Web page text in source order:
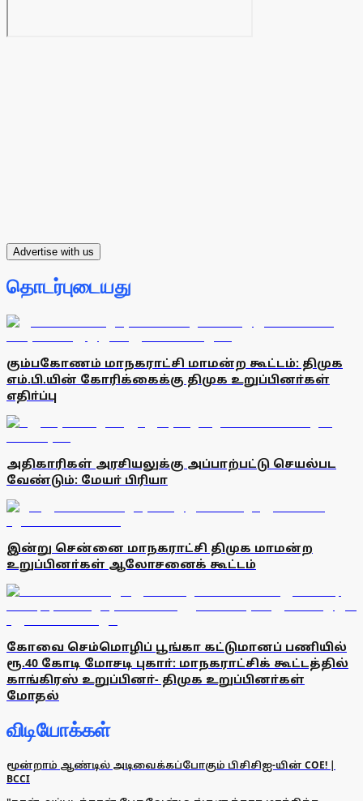
Advertise with us
தொடர்புடையது
கும்பகோணம் மாநகராட்சி மாமன்ற கூட்டம்: திமுக
எம்.பி.யின் கோரிக்கைக்கு திமுக உறுப்பினா்கள்
எதிா்ப்பு
அதிகாரிகள் அரசியலுக்கு அப்பாற்பட்டு செயல்பட
வேண்டும்: மேயா் பிரியா
இன்று சென்னை மாநகராட்சி திமுக மாமன்ற
உறுப்பினா்கள் ஆலோசனைக் கூட்டம்
கோவை செம்மொழிப் பூங்கா கட்டுமானப் பணியில்
ரூ.40 கோடி மோசடி புகாா்: மாநகராட்சிக் கூட்டத்தில்
காங்கிரஸ் உறுப்பினா்- திமுக உறுப்பினா்கள்
மோதல்
விடியோக்கள்
மூன்றாம் ஆண்டில் அடிவைக்கப்போகும் பிசிசிஐ-யின் COE! |
BCCI